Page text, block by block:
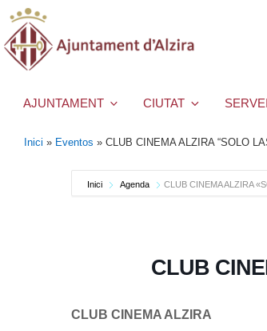
AJUNTAMENT CIUTAT
Inici » Eventos » CLUB CINEMA ALZIRA “SOLO
Inici Agenda CLUB CINEMA ALZIRA
CLUB
CLUB CINEMA ALZIRA